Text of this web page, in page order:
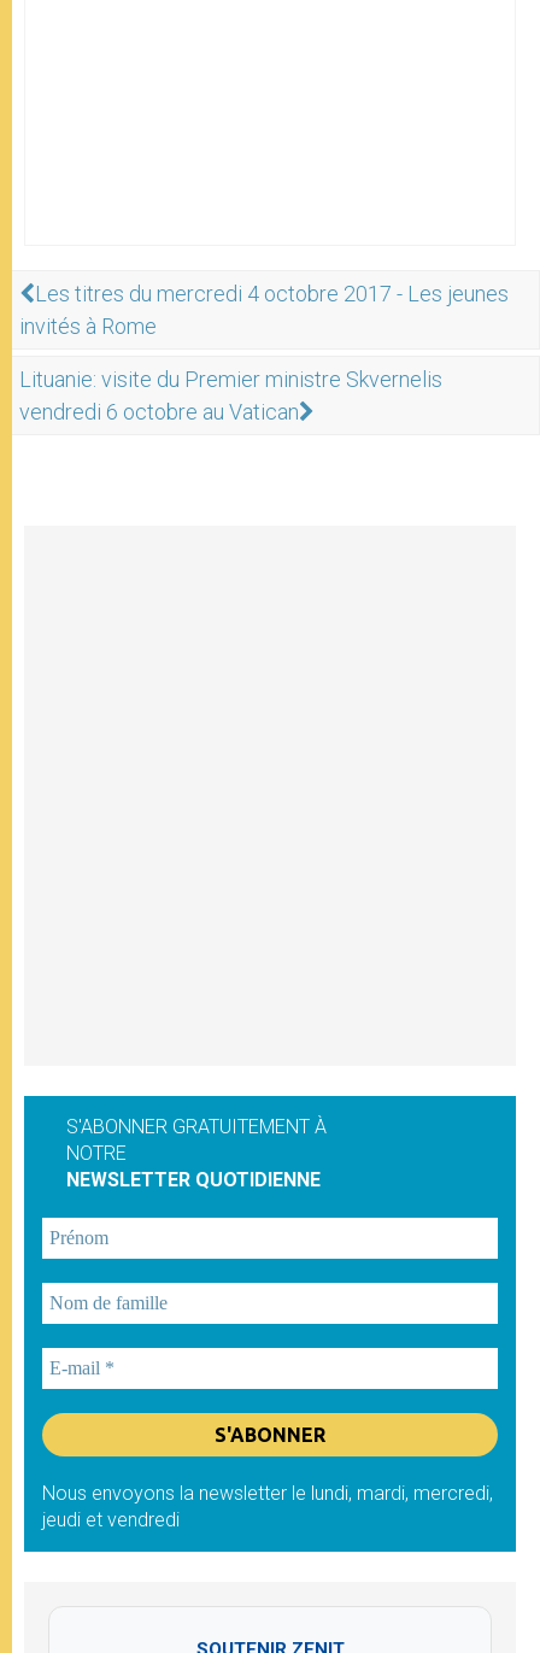
Les titres du mercredi 4 octobre 2017 - Les jeunes
invités à Rome
Lituanie: visite du Premier ministre Skvernelis
vendredi 6 octobre au Vatican
S'ABONNER GRATUITEMENT À
NOTRE
NEWSLETTER QUOTIDIENNE
Nous envoyons la newsletter le lundi, mardi, mercredi,
jeudi et vendredi